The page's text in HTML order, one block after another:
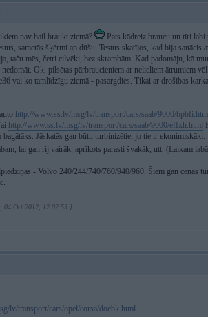
nav bail braukt ziemā?
Pats kādreiz braucu un tīri
sametās šķērmi ap dūšu. Testus skatījos, kad bija sanācis
taču mēs, četri cilvēki, bez skrambām. Kad padomāju, kā
Ok, pilsētas pārbraucieniem ar nelieliem ātrumiem
vai ko tamlīdzīgu ziemā - pasargdies. Tikai ar drošības
http://www.ss.lv/msg/lv/transport/cars/saab/9000/bpbfi.html
http://www.ss.lv/msg/lv/transport/cars/saab/9000/effxh.html
bagātāks. Jāskatās gan būtu turbinizētie, jo tie ir
lai gan rij vairāk, aprīkots parasti švakāk, utt. (Laikam
- Volvo 240/244/740/760/940/960. Šiem gan cenas
04 Oct 2012, 12:02:53 ]
lv/transport/cars/opel/corsa/docbk.html